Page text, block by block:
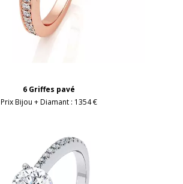
6 Griffes pavé
Prix Bijou + Diamant : 1354 €